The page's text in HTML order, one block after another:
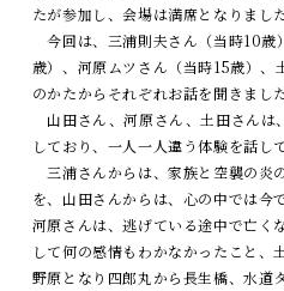
たが参加し、会場は満席となりました
今回は、三浦則夫さん（当時10歳
歳）、河原ムツさん（当時15歳）、
のかたからそれぞれお話を聞きました
山田さん、河原さん、土田さんは
しており、一人一人違う体験を話し
三浦さんからは、家族と空襲の炎
を、山田さんからは、心の中では今
河原さんは、逃げている途中で亡く
して何の感情もわかなかったこと、
野原となり四郎丸から長生橋、水道